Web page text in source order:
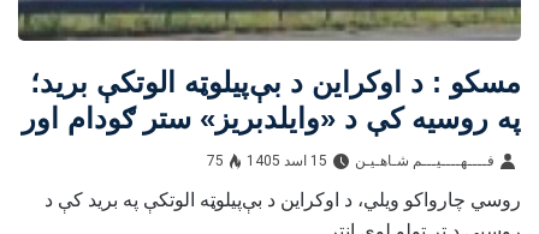
مسکو : د اوکراین د بې‌پیلوټه الوتکې برید؛
په روسیه کې د «وایلدبریز» ستر ګودام اور
واخیست
فــــهــــيـــم شـاهـیـن‎‎ 15 اسد 1405 75
روسي چارواکو ویلي، د اوکراین د بې‌پیلوټه الوتکې په برید کې د